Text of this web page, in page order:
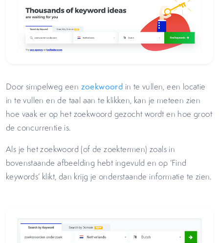
Door simpelweg een zoekwoord in te vullen, een locatie
in te vullen en de taal aan te klikken, kan je meteen zien
hoe vaak er op het zoekwoord gezocht wordt en hoe groot
de concurrentie is.
Als je het zoekwoord (of de zoektermen) zoals in
bovenstaande afbeelding hebt ingevuld en op ‘Find
keywords’ klikt, dan krijg je onderstaande informatie te zien.